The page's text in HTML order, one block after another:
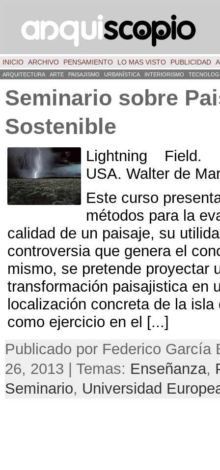
INICIO ARCHIVO PENSAMIENTO LO MAS VISTO PUBLICIDAD
ARQUITECTURA ARTE PAISAJISMO URBANÍSTICA INTERIORISMO
Seminario sobre
Sostenible
Lightning Field.
USA. Walter de
Este curso
métodos para la
calidad de un paisaje, su
controversia que genera el
mismo, se pretende proyectar
transformación paisajistica en
localización concreta de la isla
como ejercicio en el [...]
Publicado por Federico García
26, 2013 | Temas: Enseñanza,
Seminario, Universidad